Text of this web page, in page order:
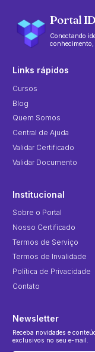
Portal
Conectando
Links rápidos
Cursos
Blog
Quem Somos
Central de Ajuda
Validar Certificado
Validar Documento
Institucional
Sobre o Portal
Nosso Certificado
Termos de Serviço
Termos de Invalidade
Política de Privacidade
Contato
Newsletter
Receba novidades e
exclusivos no seu e-mail.